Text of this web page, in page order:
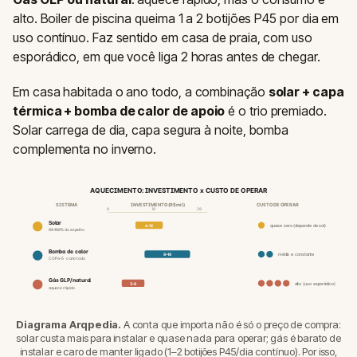
alto. Boiler de piscina queima 1 a 2 botijões P45 por dia em
uso contínuo. Faz sentido em casa de praia, com uso
esporádico, em que você liga 2 horas antes de chegar.
Em casa habitada o ano todo, a combinação solar + capa
térmica + bomba de calor de apoio é o trio premiado.
Solar carrega de dia, capa segura à noite, bomba
complementa no inverno.
AQUECIMENTO: INVESTIMENTO x CUSTO DE OPERAR
SISTEMA INVESTIMENTO (R$ mil) CUSTO DE OPERAR
0 10 20
Solar
80–100% do espelho
6–12 quase zero (depende de sol)
Bomba de calor
COP 4–5 · o ano todo
8–18 médio e constante
Gás GLP/natural
aquece rápido
3–8 alto (uso esporádico)
Diagrama Arqpedia. A conta que importa não é só o preço de compra:
solar custa mais para instalar e quase nada para operar; gás é barato de
instalar e caro de manter ligado (1–2 botijões P45/dia contínuo). Por isso,